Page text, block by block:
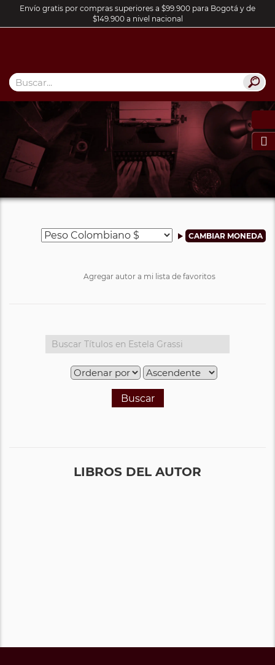
Envío gratis por compras superiores a $99.900 para Bogotá y de
$149.900 a nivel nacional

Agregar autor a mi lista de favoritos
Buscar
LIBROS DEL AUTOR